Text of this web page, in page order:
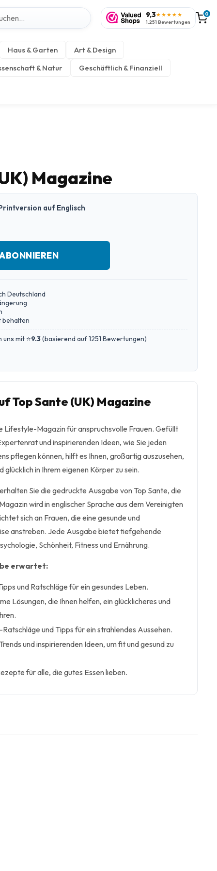
9,3★★★★★
1.251 Bewertungen
0
Haus & Garten
Art & Design
& Natur
Geschäftlich & Finanziell
Magazine
auf Englisch
Deutschland
behalten
mit ⭐9.3(basierend auf 1251 Bewertungen)
Top Sante (UK) Magazine
Lifestyle-Magazin für anspruchsvolle Frauen. Gefüllt
und inspirierenden Ideen, wie Sie jeden
pflegen können, hilft es Ihnen, großartig auszusehen,
glücklich in Ihrem eigenen Körper zu sein.
Sie die gedruckte Ausgabe von Top Sante, die
wird in englischer Sprache aus dem Vereinigten
sich an Frauen, die eine gesunde und
anstreben. Jede Ausgabe bietet tiefgehende
Schönheit, Fitness und Ernährung.
erwartet:
und Ratschläge für ein gesundes Leben.
Lösungen, die Ihnen helfen, ein glücklicheres und
und Tipps für ein strahlendes Aussehen.
und inspirierenden Ideen, um fit und gesund zu
für alle, die gutes Essen lieben.